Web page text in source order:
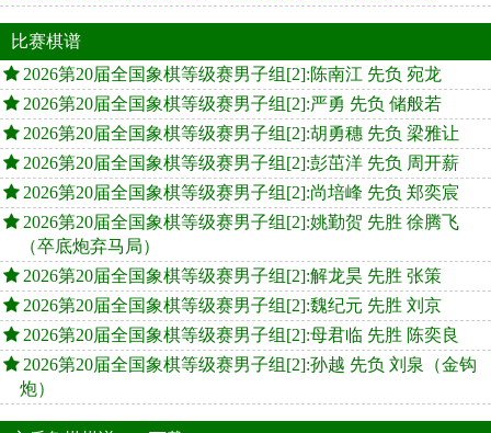
比赛棋谱
2026第20届全国象棋等级赛男子组[2]:陈南江 先负 宛龙
2026第20届全国象棋等级赛男子组[2]:严勇 先负 储般若
2026第20届全国象棋等级赛男子组[2]:胡勇穗 先负 梁雅让
2026第20届全国象棋等级赛男子组[2]:彭茁洋 先负 周开薪
2026第20届全国象棋等级赛男子组[2]:尚培峰 先负 郑奕宸
2026第20届全国象棋等级赛男子组[2]:姚勤贺 先胜 徐腾飞
（卒底炮弃马局）
2026第20届全国象棋等级赛男子组[2]:解龙昊 先胜 张策
2026第20届全国象棋等级赛男子组[2]:魏纪元 先胜 刘京
2026第20届全国象棋等级赛男子组[2]:母君临 先胜 陈奕良
2026第20届全国象棋等级赛男子组[2]:孙越 先负 刘泉（金钩
炮）